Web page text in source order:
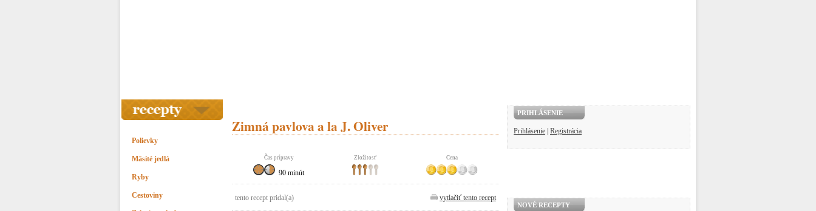
Polievky
Mäsité jedlá
Ryby
Cestoviny
Zimná pavlova a la J. Oliver
Čas prípravy Zložitosť Cena
90 minút
tento recept pridal(a) vytlačiť tento recept
PRIHLÁSENIE
Prihlásenie Registrácia
NOVÉ RECEPTY